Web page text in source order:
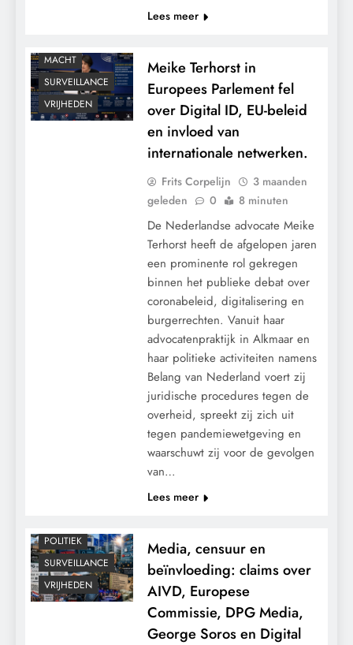
Lees meer
MACHT
SURVEILLANCE
VRIJHEDEN
Meike Terhorst in
Europees Parlement fel
over Digital ID, EU-beleid
en invloed van
internationale netwerken.
Frits Corpelijn
3 maanden
geleden
0 8 minuten
De Nederlandse advocate Meike
Terhorst heeft de afgelopen jaren
een prominente rol gekregen
binnen het publieke debat over
coronabeleid, digitalisering en
burgerrechten. Vanuit haar
advocatenpraktijk in Alkmaar en
haar politieke activiteiten namens
Belang van Nederland voert zij
juridische procedures tegen de
overheid, spreekt zij zich uit
tegen pandemiewetgeving en
waarschuwt zij voor de gevolgen
van…
Lees meer
POLITIEK
SURVEILLANCE
VRIJHEDEN
Media, censuur en
beïnvloeding: claims over
AIVD, Europese
Commissie, DPG Media,
George Soros en Digital